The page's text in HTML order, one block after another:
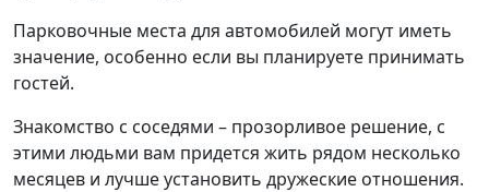
Парковочные места для автомобилей могут иметь
значение, особенно если вы планируете принимать
гостей.
Знакомство с соседями – прозорливое решение, с
этими людьми вам придется жить рядом несколько
месяцев и лучше установить дружеские отношения.